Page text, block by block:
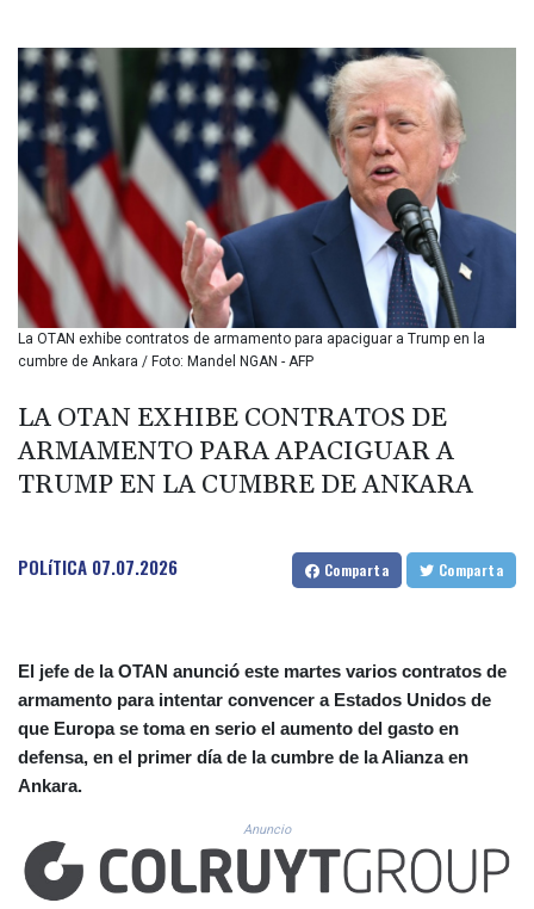
BMD 1.152209
BND 1.480174
BOB 13.962133
BRL 5.888365
BSD 1.154364
BTN 109.858653
BWP 15.612571
BYN 3.417782
BYR 22583.287906
BZD 2.321631
CAD 1.616319
CDF 2603.991686
CHF 0.936072
CLP 1055.284416
CNY 7.776313
CNH 7.773295
COP 3641.393866
CUC 1.152209
CUP 30.533527
DKK 7.475736
DOP 67.265387
DZD 153.102878
EGP 57.247371
FJD 2.552604
FKP 0.856369
GBP 0.856512
La OTAN exhibe contratos de armamento para apaciguar a Trump en la
cumbre de Ankara / Foto: Mandel NGAN - AFP
LA OTAN EXHIBE CONTRATOS DE
ARMAMENTO PARA APACIGUAR A
TRUMP EN LA CUMBRE DE ANKARA
POLíTICA 07.07.2026 Comparta Comparta
El jefe de la OTAN anunció este martes varios contratos de
armamento para intentar convencer a Estados Unidos de
que Europa se toma en serio el aumento del gasto en
defensa, en el primer día de la cumbre de la Alianza en
Ankara.
Anuncio